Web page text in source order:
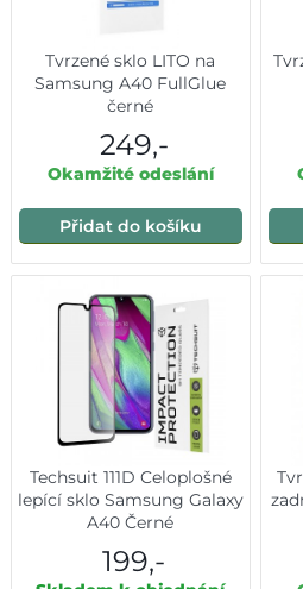
Tvrzené sklo LITO na
Samsung A40 FullGlue
černé
249,-
Okamžité odeslání
Přidat do košíku
Techsuit 111D Celoplošné
lepící sklo Samsung Galaxy
A40 Černé
199,-